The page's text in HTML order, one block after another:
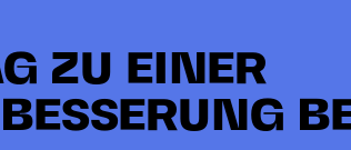
ZU EINER